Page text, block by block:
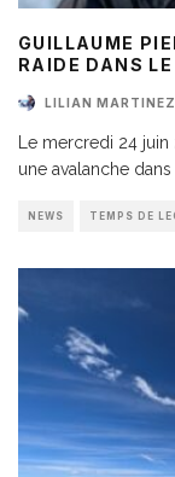
GUILLAUME
RAIDE DANS
LILIAN MARTINEZ
Le mercredi 24
une avalanche
NEWS TEMPS DE